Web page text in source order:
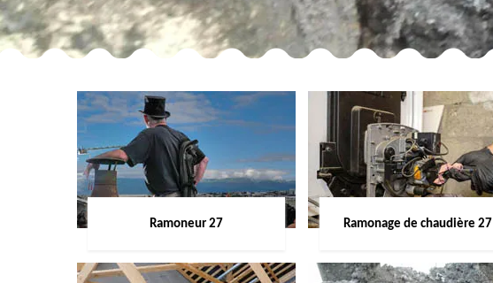
Ramoneur 27 Ramonage de chaudière 27